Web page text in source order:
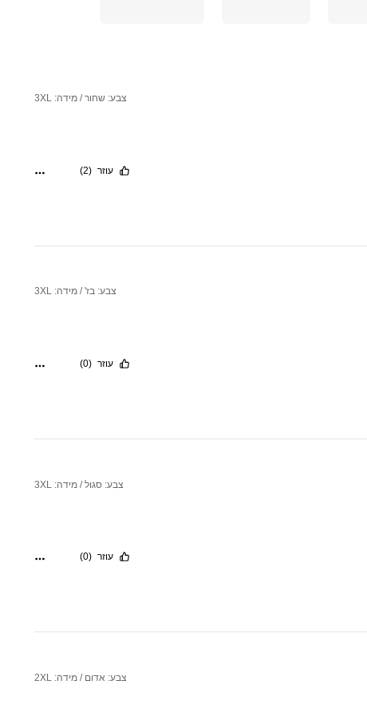
צבע: שחור / מידה: 3XL
עוזר (2)
צבע: בז' / מידה: 3XL
עוזר (0)
צבע: סגול / מידה: 3XL
עוזר (0)
צבע: אדום / מידה: 2XL